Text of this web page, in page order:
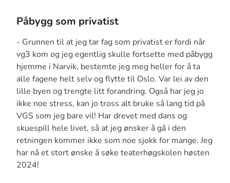
Påbygg som privatist
- Grunnen til at jeg tar fag som privatist er fordi når
vg3 kom og jeg egentlig skulle fortsette med påbygg
hjemme i Narvik, bestemte jeg meg heller for å ta
alle fagene helt selv og flytte til Oslo. Var lei av den
lille byen og trengte litt forandring. Også har jeg jo
ikke noe stress, kan jo tross alt bruke så lang tid på
VGS som jeg bare vil! Har drevet med dans og
skuespill hele livet, så at jeg ønsker å gå i den
retningen kommer ikke som noe sjokk for mange. Jeg
har nå et stort ønske å søke teaterhøgskolen høsten
2024!